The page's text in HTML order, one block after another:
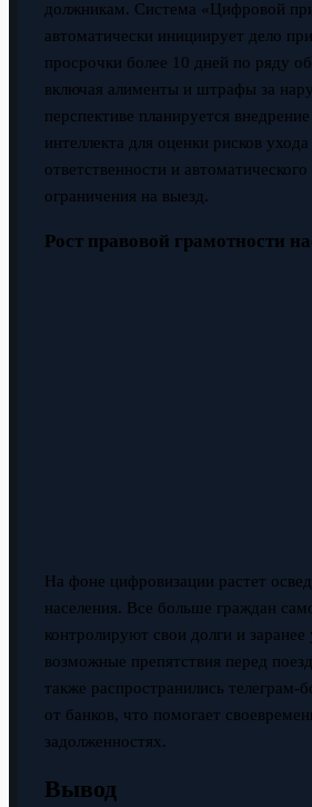
должникам. Система «Цифровой
автоматически инициирует дело
просрочки более 10 дней по ряду
включая алименты и штрафы за
перспективе планируется
интеллекта для оценки рисков ухода
ответственности и
ограничения на выезд.
Рост правовой грамотности
На фоне цифровизации растет
населения. Все больше граждан
контролируют свои долги и заранее
возможные препятствия перед
также распространились телеграм-
от банков, что помогает
задолженностях.
Вывод